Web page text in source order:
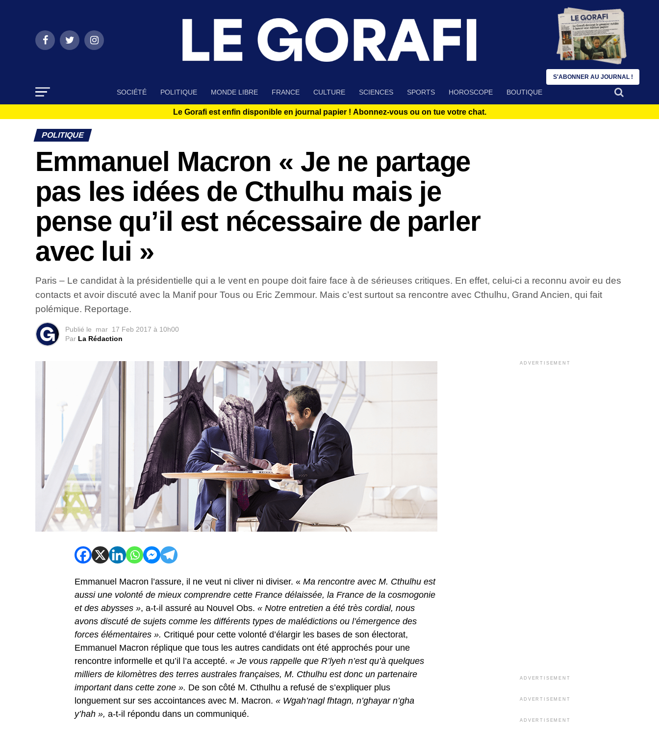
SOCIÉTÉ POLITIQUE MONDE LIBRE FRANCE CULTURE SCIENCES SPORTS HOROSCOPE BOUTIQUE
Le Gorafi est enfin disponible en journal papier ! Abonnez-vous ou on tue votre chat.
POLITIQUE
Emmanuel Macron « Je ne partage
pas les idées de Cthulhu mais je
pense qu’il est nécessaire de parler
avec lui »
Paris – Le candidat à la présidentielle qui a le vent en poupe doit faire face à de sérieuses critiques. En effet, celui-ci a reconnu avoir eu des
contacts et avoir discuté avec la Manif pour Tous ou Eric Zemmour. Mais c’est surtout sa rencontre avec Cthulhu, Grand Ancien, qui fait
polémique. Reportage.
Publié le mar 17 Feb 2017 à 10h00
Par La Rédaction
Emmanuel Macron l’assure, il ne veut ni cliver ni diviser. « Ma rencontre avec M. Cthulhu est
aussi une volonté de mieux comprendre cette France délaissée, la France de la cosmogonie
et des abysses », a-t-il assuré au Nouvel Obs. « Notre entretien a été très cordial, nous
avons discuté de sujets comme les différents types de malédictions ou l’émergence des
forces élémentaires ». Critiqué pour cette volonté d’élargir les bases de son électorat,
Emmanuel Macron réplique que tous les autres candidats ont été approchés pour une
rencontre informelle et qu’il l’a accepté. « Je vous rappelle que R’lyeh n’est qu’à quelques
milliers de kilomètres des terres australes françaises, M. Cthulhu est donc un partenaire
important dans cette zone ». De son côté M. Cthulhu a refusé de s’expliquer plus
longuement sur ses accointances avec M. Macron. « Wgah’nagl fhtagn, n’ghayar n’gha
y’hah », a-t-il répondu dans un communiqué.
ADVERTISEMENT
ADVERTISEMENT
ADVERTISEMENT
ADVERTISEMENT
S'ABONNER AU JOURNAL !